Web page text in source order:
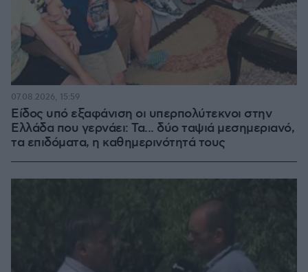
Είδος υπό εξαφάνιση οι υπερπολύτεκνοι στην
Ελλάδα που γερνάει: Τα... δύο ταψιά μεσημεριανό,
τα επιδόματα, η καθημερινότητά τους
07.08.2026, 15:59